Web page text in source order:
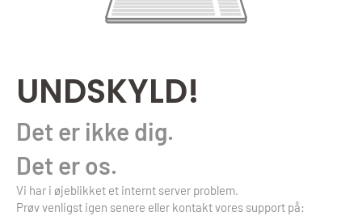
UNDSKYLD!
Det er ikke dig.
Det er os.
Vi har i øjeblikket et internt server problem.
Prøv venligst igen senere eller kontakt vores support på: